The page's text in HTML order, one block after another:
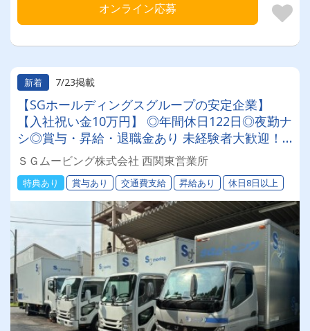
オンライン応募
新着 7/23掲載
【SGホールディングスグループの安定企業】
【入社祝い金10万円】 ◎年間休日122日◎夜勤ナ
シ◎賞与・昇給・退職金あり 未経験者大歓迎！
業務はチーム作業です！＜倉庫作業員・配送助手
も同時募集中＞
ＳＧムービング株式会社 西関東営業所
特典あり 賞与あり 交通費支給 昇給あり 休日8日以上